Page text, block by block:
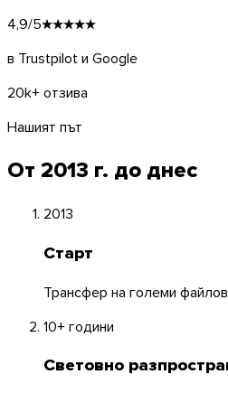
macOS
4,9/5★★★★★
в Trustpilot и Google
20k+ отзива
Нашият път
От 2013 г. до днес
2013
Старт
Трансфер на големи
10+ години
Световно